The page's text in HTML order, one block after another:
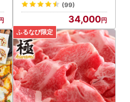
(99)
34,000